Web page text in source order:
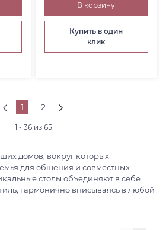
В корзину
Купить в один
клик
1 2
1 - 36 из 65
домов, вокруг которых
для общения и совместных
столы объединяют в себе
гармонично вписываясь в любой